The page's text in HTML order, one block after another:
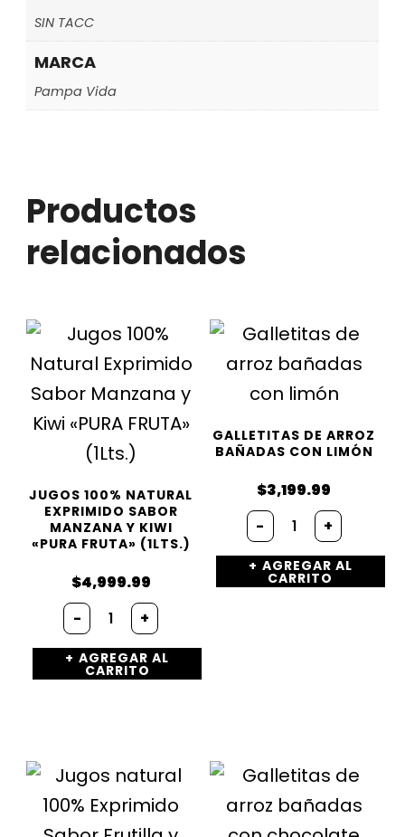
SIN TACC
MARCA
Pampa Vida
Productos
relacionados
JUGOS 100% NATURAL
EXPRIMIDO SABOR
MANZANA Y KIWI
«PURA FRUTA» (1LTS.)
$4,999.99
- Jugos
100%
Natural
Exprimido
Sabor
FRUTA»
(1Lts.)
cantidad
+
AGREGAR AL
CARRITO
GALLETITAS DE ARROZ
BAÑADAS CON LIMÓN
$3,199.99
- Galletitas
de
arroz
bañadas
con
+
AGREGAR AL
CARRITO